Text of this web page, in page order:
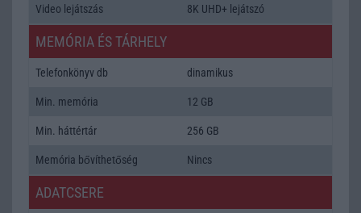
Video lejátszás 8K UHD+ lejátszó
MEMÓRIA ÉS TÁRHELY
Telefonkönyv db dinamikus
Min. memória 12 GB
Min. háttértár 256 GB
Memória bővíthetőség Nincs
ADATCSERE